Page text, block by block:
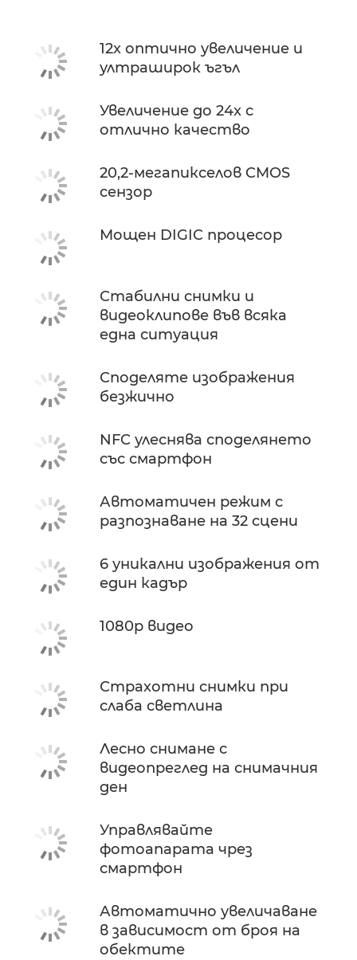
12x оптично увеличение и
ултраширок ъгъл
Увеличение до 24x с
отлично качество
20,2-мегапикселов CMOS
сензор
Мощен DIGIC процесор
Стабилни снимки и
видеоклипове във всяка
една ситуация
Споделяте изображения
безжично
NFC улеснява споделянето
със смартфон
Автоматичен режим с
разпознаване на 32 сцени
6 уникални изображения от
един кадър
1080p видео
Страхотни снимки при
слаба светлина
Лесно снимане с
видеопреглед на снимачния
ден
Управлявайте
фотоапарата чрез
смартфон
Автоматично увеличаване
в зависимост от броя на
обектите